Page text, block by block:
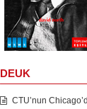
DEUK
CTU’nun